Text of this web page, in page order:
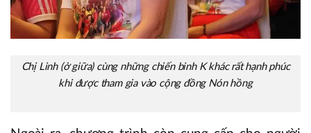
Chị Linh (ở giữa) cùng những chiến binh K khác rất hạnh phúc
khi được tham gia vào cộng đồng Nón hồng